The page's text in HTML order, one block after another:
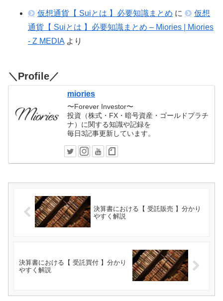
仮想通貨【 Suiとは 】必要知識まとめ に
仮想
通貨【 Suiとは 】必要知識まとめ – Miories | Miories
- Z MEDIA より
＼Profile／
miories
〜Forever Investor〜
投資（株式・FX・暗号資産・ゴールドプラチ
ナ）に関する知識や記録を
毎日3記事更新しています。
決算書における【 受託販売 】分かり
やすく解説
決算書における【 受託買付 】分かり
やすく解説